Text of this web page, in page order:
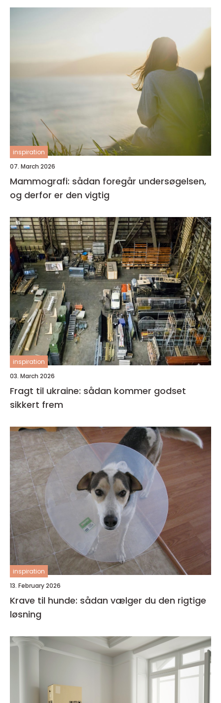
inspiration
07. March 2026
Mammografi: sådan foregår undersøgelsen,
og derfor er den vigtig
inspiration
03. March 2026
Fragt til ukraine: sådan kommer godset
sikkert frem
inspiration
13. February 2026
Krave til hunde: sådan vælger du den rigtige
løsning